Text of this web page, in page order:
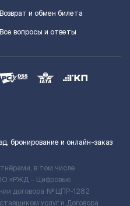
Возврат и обмен билета
Все вопросы и ответы
бронирование и онлайн-заказ
в том числе
«РЖД – Цифровые
договора № ЦПР-1282
услуг и Договора